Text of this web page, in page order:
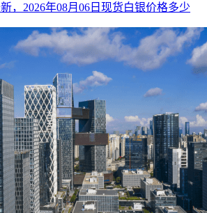
，2026年08月06日现货白银价格多少